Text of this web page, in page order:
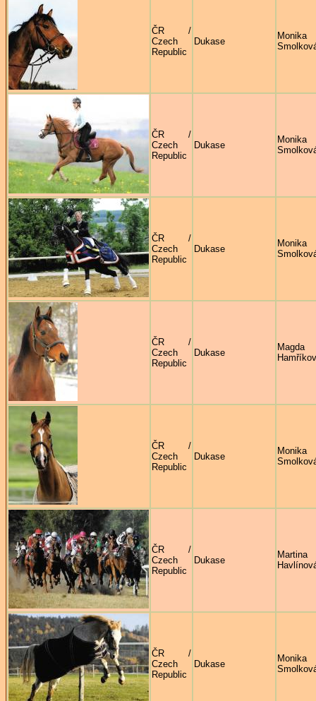
ČR /
Czech
Republic
Dukase
Monika
ČR /
Czech
Republic
Dukase
Monika
ČR /
Czech
Republic
Dukase
Monika
ČR /
Czech
Republic
Dukase
Magda
ČR /
Czech
Republic
Dukase
Monika
ČR /
Czech
Republic
Dukase
Martina
ČR /
Czech
Republic
Dukase
Monika